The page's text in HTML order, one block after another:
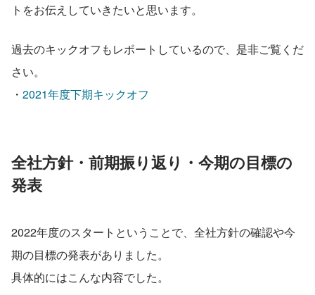
トをお伝えしていきたいと思います。
過去のキックオフもレポートしているので、是非ご覧くだ
さい。
・ 2021年度下期キックオフ
全社方針・前期振り返り・今期の目標の
発表
2022年度のスタートということで、全社方針の確認や今
期の目標の発表がありました。
具体的にはこんな内容でした。